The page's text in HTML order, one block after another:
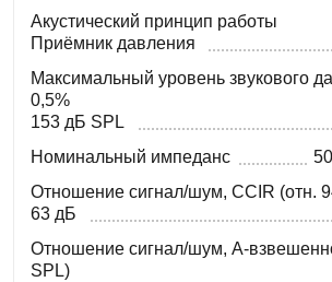
Акустический принцип работы
Приёмник давления
Максимальный уровень звукового
0,5%
153 дБ SPL
Номинальный импеданс
Отношение сигнал/шум, CCIR (отн.
63 дБ
Отношение сигнал/шум, A-
SPL)